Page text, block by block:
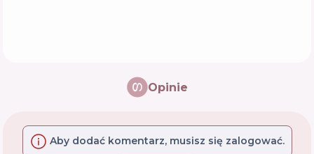
Opinie
Aby dodać komentarz, musisz się zalogować.